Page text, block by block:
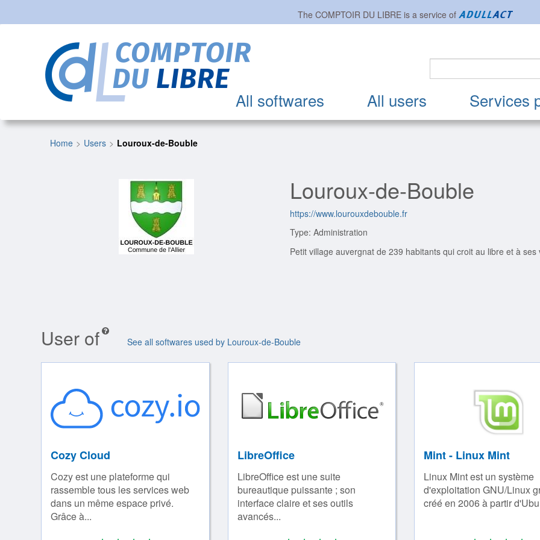
The COMPTOIR DU LIBREis a service of
All softwares All users Services
Home Users Louroux-de-Bouble
Louroux-de-Bouble
https://www.lourouxdebouble.fr
Type: Administration
Petit village auvergnat de 239 habitants qui croit au libre et à ses
User of See all softwares used by Louroux-de-Bouble
Cozy Cloud
Cozy est une plateforme qui
rassemble tous les services web
dans un même espace privé.
Grâce à...
LibreOffice
LibreOffice est une suite
bureautique puissante ; son
interface claire et ses outils
avancés...
Mint - Linux Mint
Linux Mint est un système
d'exploitation GNU/Linux
créé en 2006 à partir